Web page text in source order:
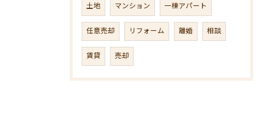
土地 マンション 一棟アパート
任意売却 リフォーム 離婚 相談
賃貸 売却